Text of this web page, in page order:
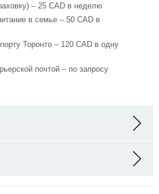
– 25 CAD в неделю
в семье – 50 CAD в
Торонто – 120 CAD в одну
почтой – по запросу